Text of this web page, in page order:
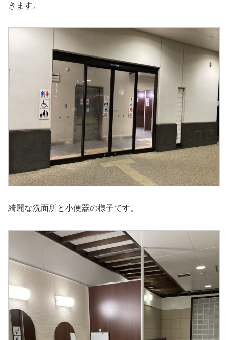
きます。
綺麗な洗面所と小便器の様子です。